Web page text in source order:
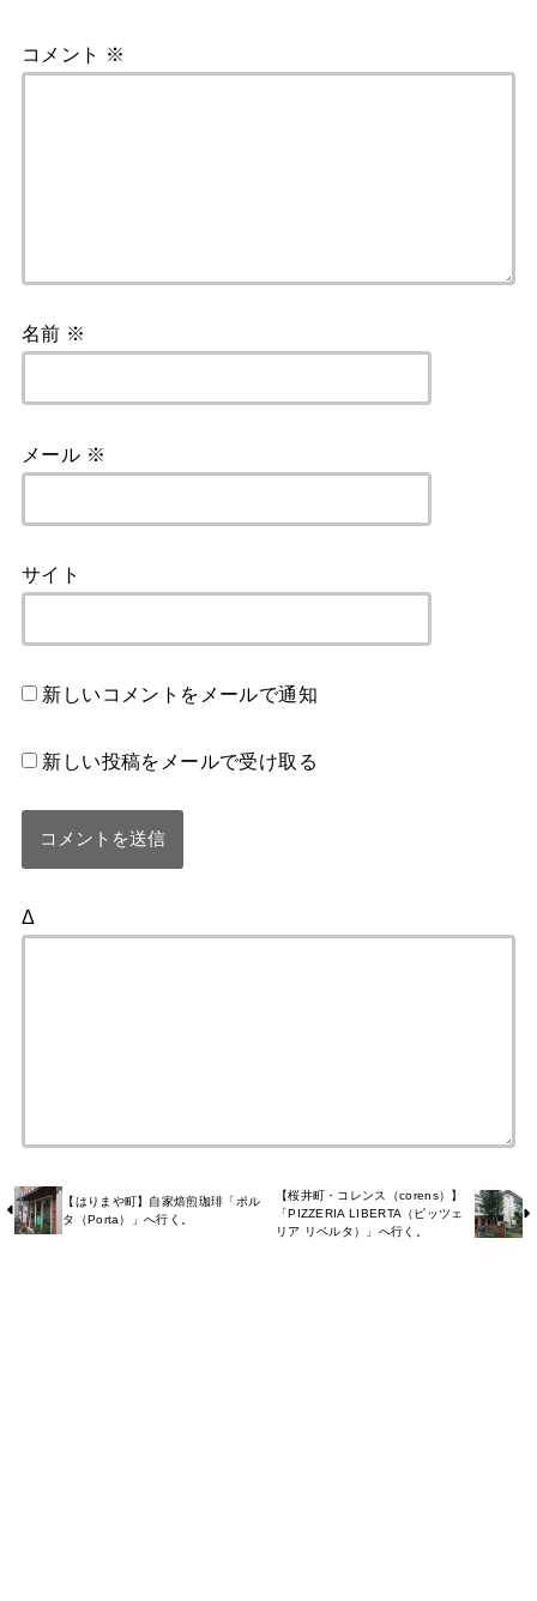
コメント ※
名前 ※
メール ※
サイト
新しいコメントをメールで通知
新しい投稿をメールで受け取る
Δ
【はりまや町】自家焙煎珈琲「ポル
タ（Porta）」へ行く。
【桜井町・コレンス（corens）】
「PIZZERIA LIBERTA（ピッツェ
リア リベルタ）」へ行く。